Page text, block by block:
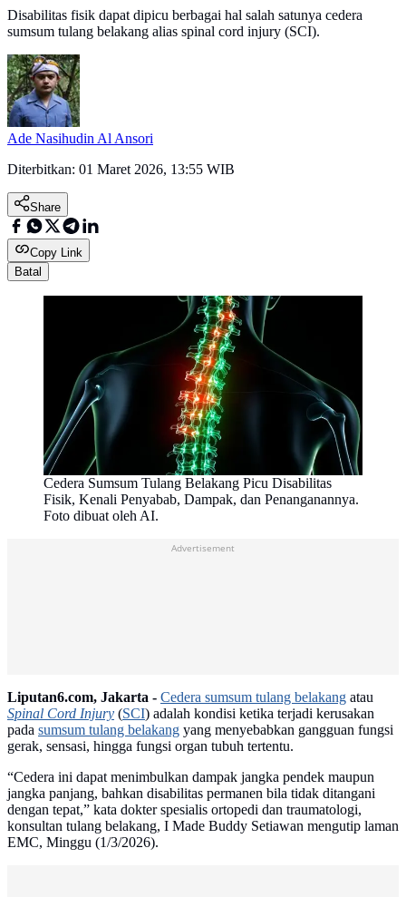
Disabilitas fisik dapat dipicu berbagai hal salah satunya cedera
sumsum tulang belakang alias spinal cord injury (SCI).
Ade Nasihudin Al Ansori
Diterbitkan: 01 Maret 2026, 13:55 WIB
Share
Copy Link
Batal
Cedera Sumsum Tulang Belakang Picu Disabilitas
Fisik, Kenali Penyabab, Dampak, dan Penanganannya.
Foto dibuat oleh AI.
Advertisement
Liputan6.com, Jakarta - Cedera sumsum tulang belakang atau
Spinal Cord Injury (SCI) adalah kondisi ketika terjadi kerusakan
pada sumsum tulang belakang yang menyebabkan gangguan fungsi
gerak, sensasi, hingga fungsi organ tubuh tertentu.
“Cedera ini dapat menimbulkan dampak jangka pendek maupun
jangka panjang, bahkan disabilitas permanen bila tidak ditangani
dengan tepat,” kata dokter spesialis ortopedi dan traumatologi,
konsultan tulang belakang, I Made Buddy Setiawan mengutip laman
EMC, Minggu (1/3/2026).